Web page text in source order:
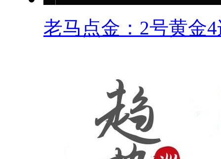
老马点金：2号黄金4